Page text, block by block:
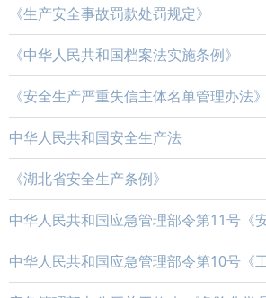
《生产安全事故罚款处罚规定》
《中华人民共和国档案法实施条例》
《安全生产严重失信主体名单管理办法》
中华人民共和国安全生产法
《湖北省安全生产条例》